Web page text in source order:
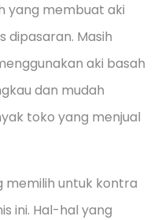
yang membuat aki
dipasaran. Masih
aki basah
dan mudah
toko yang menjual
memilih untuk kontra
ini. Hal-hal yang